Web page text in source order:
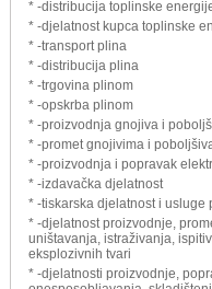
* -distribucija toplinske
* -djelatnost kupca toplinske
* -transport plina
* -distribucija plina
* -trgovina plinom
* -opskrba plinom
* -proizvodnja gnojiva i
* -promet gnojivima i
* -proizvodnja i popravak
* -izdavačka djelatnost
* -tiskarska djelatnost i usluge
* -djelatnost proizvodnje,
uništavanja, istraživanja,
eksplozivnih tvari
* -djelatnosti proizvodnje,